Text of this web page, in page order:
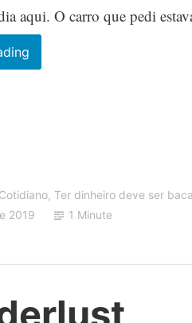
aqui. O carro que pedi
Espaço
negativo
Cotidiano, Ter dinheiro deve ser
2019
1 Minute